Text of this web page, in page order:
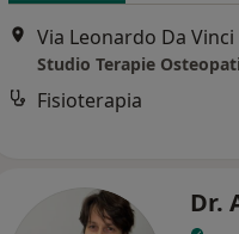
Via Leonardo Da
Studio Terapie
Fisioterapia
Dr.